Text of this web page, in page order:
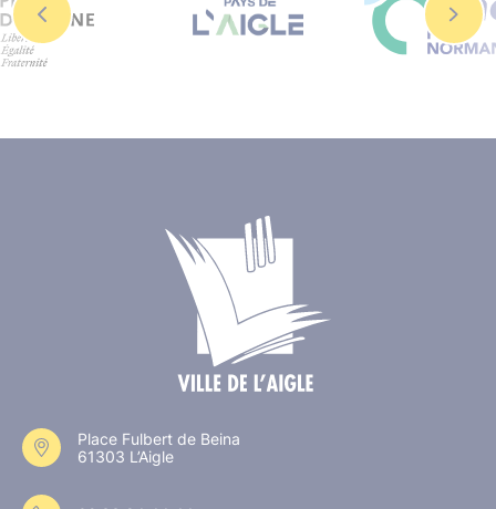
Place Fulbert de Beina
61303 L’Aigle